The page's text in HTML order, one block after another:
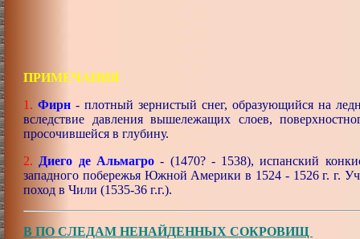
ПРИМЕЧАНИЯ
1. Фирн - плотный зернистый снег, образующийся на
вследствие давления вышележащих слоев,
просочившейся в глубину.
2. Диего де Альмагро- (1470? - 1538), испанский
западного побережья Южной Америки в 1524 - 1526 г. г.
поход в Чили (1535-36 г.г.).
В ПО СЛЕДАМ НЕНАЙДЕННЫХ СОКРОВИЩ